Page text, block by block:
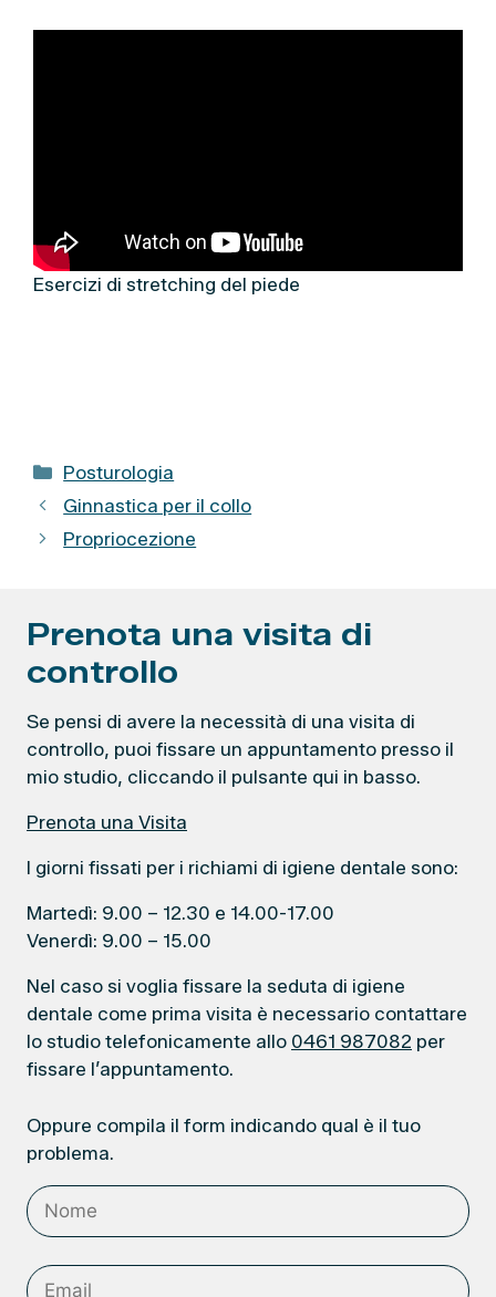
Esercizi di stretching del piede
C
a
e
r
i
e
Posturologia
Ginnastica per il collo
Propriocezione
Prenota una visita di
controllo
Se pensi di avere la necessità di una visita di
controllo, puoi fissare un appuntamento presso il
mio studio, cliccando il pulsante qui in basso.
Prenota una Visita
I giorni fissati per i richiami di igiene dentale sono:
Martedì: 9.00 – 12.30 e 14.00-17.00
Venerdì: 9.00 – 15.00
Nel caso si voglia fissare la seduta di igiene
dentale come prima visita è necessario contattare
lo studio telefonicamente allo 0461 987082 per
fissare l’appuntamento.
Oppure compila il form indicando qual è il tuo
problema.